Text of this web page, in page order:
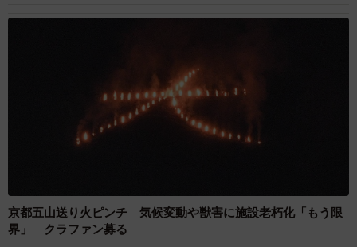
が、これらの法的手続はいずれも複雑で手間がかかります
から、見通しをしっかり立てた上で実行しなければなりま
せん。法的手続を検討する場合は、あらかじめ弁護士に相
談することをおすすめします。
【今回解説した記事】
京都五山送り火ピンチ 気候変動や獣害に施設老朽化「もう限
界」 クラファン募る